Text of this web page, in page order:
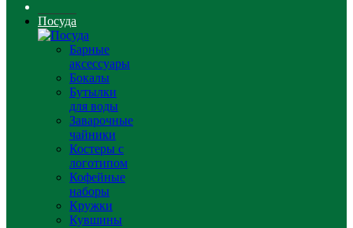
Посуда
Барные
аксессуары
Бокалы
Бутылки
для воды
Заварочные
чайники
Костеры с
логотипом
Кофейные
наборы
Кружки
Кувшины